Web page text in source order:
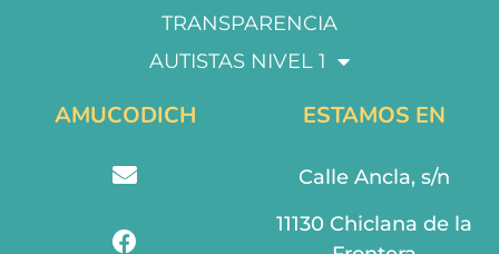
TRANSPARENCIA
AUTISTAS NIVEL 1
AMUCODICH ESTAMOS EN
Calle Ancla, s/n
11130 Chiclana de la